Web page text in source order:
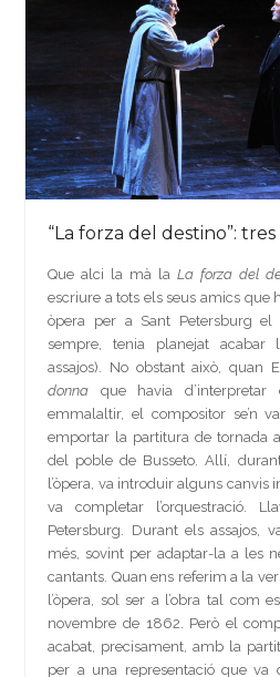
“La forza del destino”:
Que alci la mà laLa forza del
escriure a tots els seus amics que
òpera per a Sant Petersburg el
sempre, tenia planejat acabar
assajos). No obstant això, quan
donna que havia
emmalaltir, el compositor se’n
emportar la partitura de tornada a
del poble de Busseto. Allí,
l’òpera, va introduir alguns canvis
va completar l’orquestració.
Petersburg. Durant els assajos,
més, sovint per adaptar-la a les
cantants. Quan ens referim a la
l’òpera, sol ser a l’obra tal com
novembre de 1862. Però el
acabat, precisament, amb la
per a una representació que